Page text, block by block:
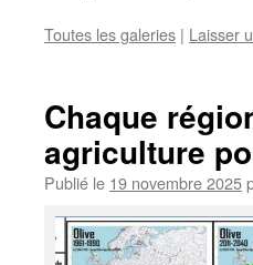
Toutes les galeries | Laisser
Chaque
agriculture
Publié le 19 novembre 2025